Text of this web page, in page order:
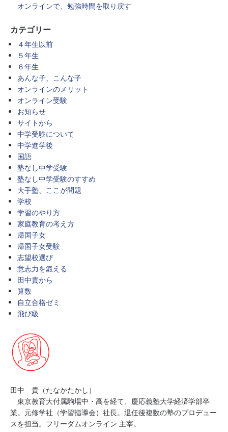
オンラインで、勉強時間を取り戻す
カテゴリー
４年生以前
５年生
６年生
あんな子、こんな子
オンラインのメリット
オンライン受験
お知らせ
サイトから
中学受験について
中学進学後
国語
塾なし中学受験
塾なし中学受験のすすめ
大手塾、ここが問題
学校
学習のやり方
家庭教育の考え方
帰国子女
帰国子女受験
志望校選び
意志力を鍛える
田中貴から
算数
自立合格ゼミ
飛び級
田中 貴（たなかたかし）
東京教育大付属駒場中・高を経て、慶応義塾大学経済学部卒
業。元修学社（学習指導会）社長。退任後複数の塾のプロデュー
スを担当。フリーダムオンライン 主宰。